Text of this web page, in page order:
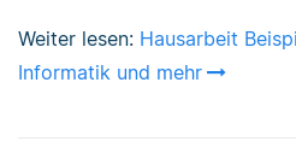
Weiter lesen: Hausarbeit
Informatik und mehr